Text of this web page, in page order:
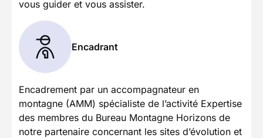
vous guider et vous assister.
Encadrant
Encadrement par un accompagnateur en
montagne (AMM) spécialiste de l’activité Expertise
des membres du Bureau Montagne Horizons de
notre partenaire concernant les sites d’évolution et